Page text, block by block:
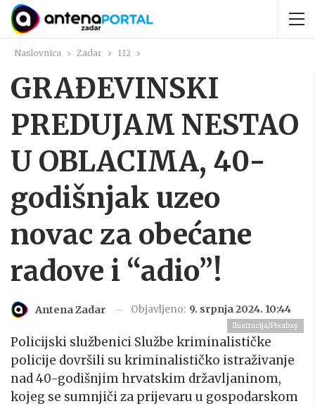
Naslovnica Zadar 112
GRAĐEVINSKI
PREDUJAM NESTAO
U OBLACIMA, 40-
godišnjak uzeo
novac za obećane
radove i “adio”!
Antena Zadar Objavljeno: 9. srpnja 2024. 10:44
Ilustracija/Pixabay
Policijski službenici Službe kriminalističke
policije dovršili su kriminalističko istraživanje
nad 40-godišnjim hrvatskim državljaninom,
kojeg se sumnjiči za prijevaru u gospodarskom